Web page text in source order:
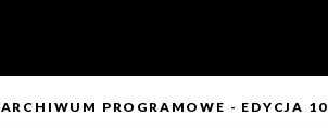
ARCHIWUM PROGRAMOWE - EDYCJA 10